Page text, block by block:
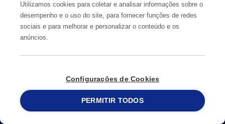
Onde Estamos
Trabalhe Connosco
215 913 019
Utilizamos cookies para coletar e analisar informações sobre o
desempenho e o uso do site, para fornecer funções de redes
sociais e para melhorar e personalizar o conteúdo e os
anúncios.
Configurações de Cookies
PERMITIR TODOS